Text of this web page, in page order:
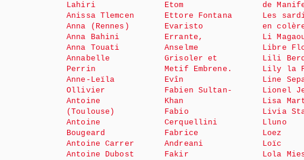
Lahiri
Anissa Tlemcen
Anna (Rennes)
Anna Bahini
Anna Touati
Annabelle
Perrin
Anne-Leïla
Ollivier
Antoine
(Toulouse)
Antoine
Bougeard
Antoine Carrer
Antoine Dubost
Etom
Ettore Fontana
Evaristo
Errante,
Anselme
Grisoler et
Metif Embrene.
Evîn
Fabien Sultan-
Khan
Fabio
Cerquellini
Fabrice
Andreani
Fakir
de
Les
en
Li
Libre
Lili
Lily la
Line
Lionel
Lisa
Livia
Lluno
Loez
Loïc
Lola